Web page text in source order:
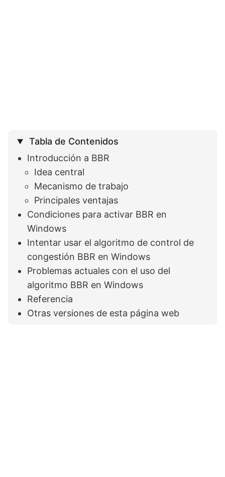
Tabla de Contenidos
Introducción a BBR
Idea central
Mecanismo de trabajo
Principales ventajas
Condiciones para activar BBR en
Windows
Intentar usar el algoritmo de control de
congestión BBR en Windows
Problemas actuales con el uso del
algoritmo BBR en Windows
Referencia
Otras versiones de esta página web